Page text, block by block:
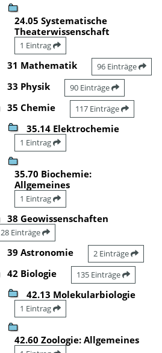
24.05 Systematische
Theaterwissenschaft
1 Eintrag
31 Mathematik 96 Einträge
33 Physik 90 Einträge
35 Chemie 117 Einträge
35.14 Elektrochemie
1 Eintrag
35.70 Biochemie:
Allgemeines
1 Eintrag
38 Geowissenschaften
28 Einträge
39 Astronomie 2 Einträge
42 Biologie 135 Einträge
42.13 Molekularbiologie
1 Eintrag
42.60 Zoologie: Allgemeines